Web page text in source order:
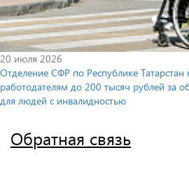
20 июля 2026
Отделение СФР по Республике Татарстан
работодателям до 200 тысяч рублей за
для людей с инвалидностью
Обратная связь